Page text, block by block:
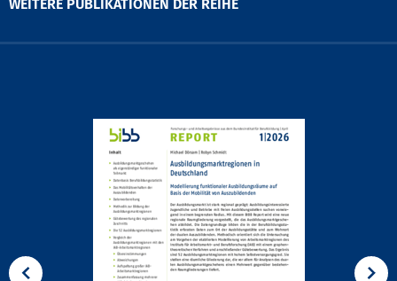
WEITERE PUBLIKATIONEN DER REIHE